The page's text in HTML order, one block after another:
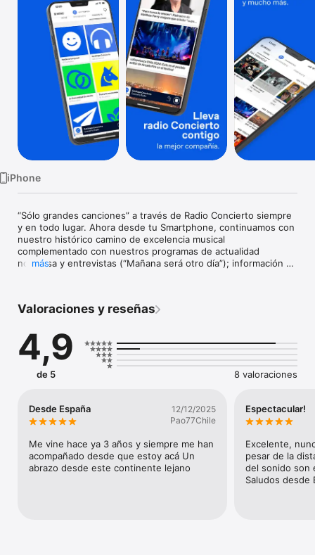
iPhone
“Sólo grandes canciones” a través de Radio Concierto siempre
y en todo lugar. Ahora desde tu Smartphone, continuamos con
nuestro histórico camino de excelencia musical
complementado con nuestros programas de actualidad
noticiosa y entrevistas (“Mañana será otro día”); información
nuestros especiales de fin de semana: “En vivo y en
Nuestra App de Radio Concierto incluye:
- Transmisión en directo
- Información de canciones
- Audios exclusivos
@conciertoradio, en nuestro Facebook Radio Concierto, y en
nuestro sitio web www.concierto.cl.
más
Valoraciones y reseñas
4,9
de 5 8 valoraciones
Desde España
12/12/2025
Pao77Chile
Me vine hace ya 3 años y siempre me han
acompañado desde que estoy acá Un
abrazo desde este continente lejano
Espectacular!
Excelente,
pesar de la
del sonido son
Saludos desde